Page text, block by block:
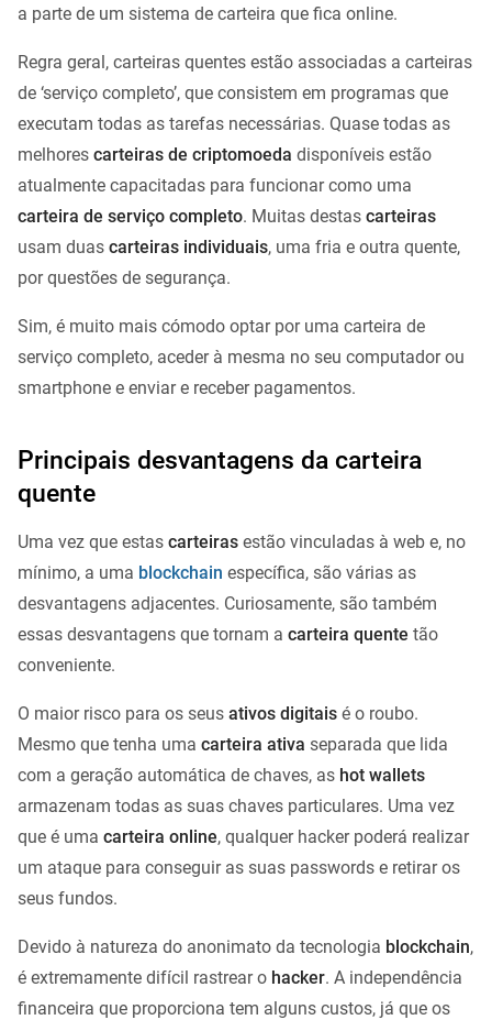
a parte de um sistema de carteira que fica online.
Regra geral, carteiras quentes estão associadas a carteiras
de ‘serviço completo’, que consistem em programas que
executam todas as tarefas necessárias. Quase todas as
melhores carteiras de criptomoeda disponíveis estão
atualmente capacitadas para funcionar como uma
carteira de serviço completo. Muitas destas carteiras
usam duas carteiras individuais, uma fria e outra quente,
por questões de segurança.
Sim, é muito mais cómodo optar por uma carteira de
serviço completo, aceder à mesma no seu computador ou
smartphone e enviar e receber pagamentos.
Principais desvantagens da carteira
quente
Uma vez que estas carteiras estão vinculadas à web e, no
mínimo, a uma blockchain específica, são várias as
desvantagens adjacentes. Curiosamente, são também
essas desvantagens que tornam a carteira quente tão
conveniente.
O maior risco para os seus ativos digitais é o roubo.
Mesmo que tenha uma carteira ativa separada que lida
com a geração automática de chaves, as hot wallets
armazenam todas as suas chaves particulares. Uma vez
que é uma carteira online, qualquer hacker poderá realizar
um ataque para conseguir as suas passwords e retirar os
seus fundos.
Devido à natureza do anonimato da tecnologia blockchain,
é extremamente difícil rastrear o hacker. A independência
financeira que proporciona tem alguns custos, já que os